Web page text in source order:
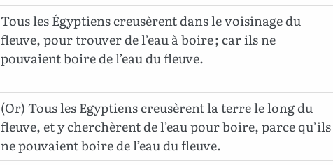
Tous les Égyptiens creusèrent dans le voisinage du
fleuve, pour trouver de l’eau à boire ; car ils ne
pouvaient boire de l’eau du fleuve.
(Or) Tous les Egyptiens creusèrent la terre le long du
fleuve, et y cherchèrent de l’eau pour boire, parce qu’ils
ne pouvaient boire de l’eau du fleuve.